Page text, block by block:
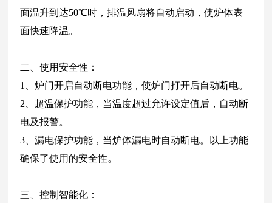
面温升到达50℃时，排温风扇将自动启动，使炉体表
面快速降温。
二、使用安全性：
1、炉门开启自动断电功能，使炉门打开后自动断电。
2、超温保护功能，当温度超过允许设定值后，自动断
电及报警。
3、漏电保护功能，当炉体漏电时自动断电。以上功能
确保了使用的安全性。
三、控制智能化：